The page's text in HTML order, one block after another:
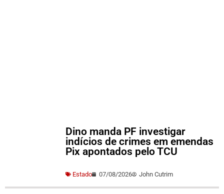
Dino manda PF investigar
indícios de crimes em emendas
Pix apontados pelo TCU
Estado 07/08/2026 John Cutrim